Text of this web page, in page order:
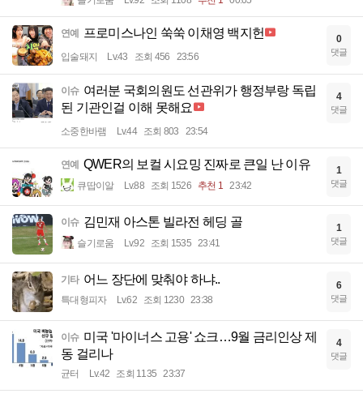
연예 프로미스나인 쑥쑥 이채영 백지헌
입술돼지 Lv.43 조회 456 23:56
0
댓글
이슈 여러분 국회의원도 선관위가 행정부랑 독립
된 기관인걸 이해 못해요
소중한바램 Lv.44 조회 803 23:54
4
댓글
연예 QWER의 보컬 시요밍 진짜로 큰일 난 이유
큐땁이알 Lv.88 조회 1526 추천 1 23:42
1
댓글
이슈 김민재 아스톤 빌라전 헤딩 골
슬기로움 Lv.92 조회 1535 23:41
1
댓글
기타 어느 장단에 맞춰야 하냐..
특대형피자 Lv.62 조회 1230 23:38
6
댓글
이슈 미국 '마이너스 고용' 쇼크…9월 금리인상 제
동 걸리나
균터 Lv.42 조회 1135 23:37
4
댓글